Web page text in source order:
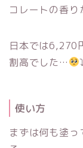
コレートの香
日本では6,270
割高でした…
⤵︎
使い方
まずは何も塗